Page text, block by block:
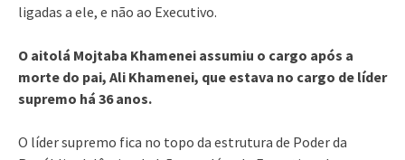
ligadas a ele, e não ao Executivo.
O aitolá Mojtaba Khamenei assumiu o cargo após a
morte do pai, Ali Khamenei, que estava no cargo de líder
supremo há 36 anos.
O líder supremo fica no topo da estrutura de Poder da